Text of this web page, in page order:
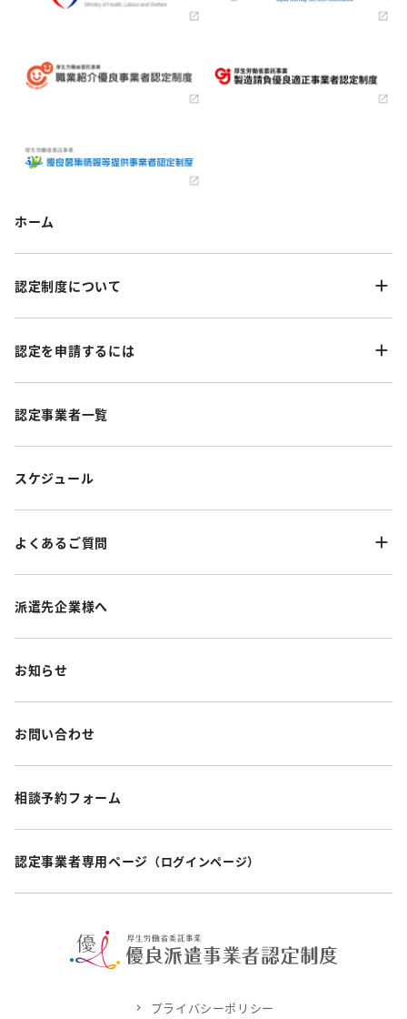
ホーム
認定制度について
認定を申請するには
認定事業者一覧
スケジュール
よくあるご質問
派遣先企業様へ
お知らせ
お問い合わせ
相談予約フォーム
認定事業者専用ページ （ログインページ）
プライバシーポリシー